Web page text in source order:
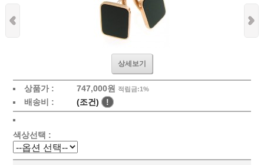
상세보기
상품가 : 747,000원 적립금:1%
배송비 : (조건) !
색상선택 :